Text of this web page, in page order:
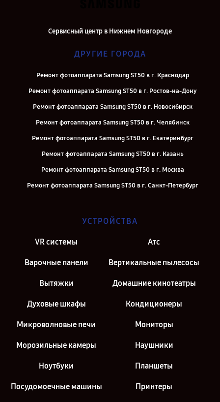
Сервисный центр в Нижнем Новгороде
ДРУГИЕ ГОРОДА
Ремонт фотоаппарата Samsung ST50 в г. Краснодар
Ремонт фотоаппарата Samsung ST50 в г. Ростов-на-Дону
Ремонт фотоаппарата Samsung ST50 в г. Новосибирск
Ремонт фотоаппарата Samsung ST50 в г. Челябинск
Ремонт фотоаппарата Samsung ST50 в г. Екатеринбург
Ремонт фотоаппарата Samsung ST50 в г. Казань
Ремонт фотоаппарата Samsung ST50 в г. Москва
Ремонт фотоаппарата Samsung ST50 в г. Санкт-Петербург
УСТРОЙСТВА
VR системы Атс
Варочные панели Вертикальные пылесосы
Вытяжки Домашние кинотеатры
Духовые шкафы Кондиционеры
Микроволновые печи Мониторы
Морозильные камеры Наушники
Ноутбуки Планшеты
Посудомоечные машины Принтеры